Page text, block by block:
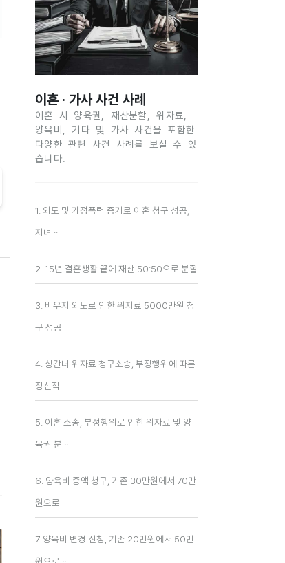
이혼 · 가사 사건 사례
이혼 시 양육권, 재산분할, 위자료,
양육비, 기타 및 가사 사건을 포함한
다양한 관련 사건 사례를 보실 수 있
습니다.
1. 외도 및 가정폭력 증거로 이혼 청구 성공,
자녀 ··
2. 15년 결혼생활 끝에 재산 50:50으로 분할
3. 배우자 외도로 인한 위자료 5000만원 청
구 성공
4. 상간녀 위자료 청구소송, 부정행위에 따른
정신적 ··
5. 이혼 소송, 부정행위로 인한 위자료 및 양
육권 분 ··
6. 양육비 증액 청구, 기존 30만원에서 70만
원으로 ··
7. 양육비 변경 신청, 기존 20만원에서 50만
원으로 ··